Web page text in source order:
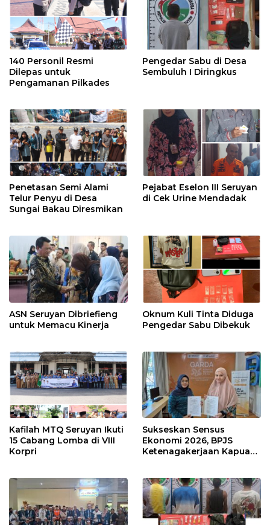
140 Personil Resmi
Dilepas untuk
Pengamanan Pilkades
Pengedar Sabu di Desa
Sembuluh I Diringkus
Penetasan Semi Alami
Telur Penyu di Desa
Sungai Bakau Diresmikan
Pejabat Eselon III Seruyan
di Cek Urine Mendadak
ASN Seruyan Dibriefieng
untuk Memacu Kinerja
Oknum Kuli Tinta Diduga
Pengedar Sabu Dibekuk
Kafilah MTQ Seruyan Ikuti
15 Cabang Lomba di VIII
Korpri
Sukseskan Sensus
Ekonomi 2026, BPJS
Ketenagakerjaan Kapuas